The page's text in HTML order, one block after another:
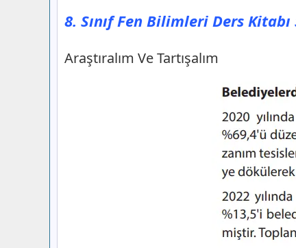
8. Sınıf Fen Bilimleri Ders Kitabı
Araştıralım Ve Tartışalım